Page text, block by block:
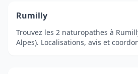
Rumilly
Trouvez les 2 naturopathes à
Alpes). Localisations, avis et